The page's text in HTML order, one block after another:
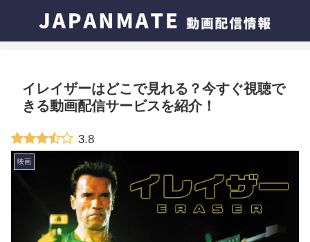
イレイザーはどこで見れる？今すぐ視聴で
きる動画配信サービスを紹介！
3.8
映画